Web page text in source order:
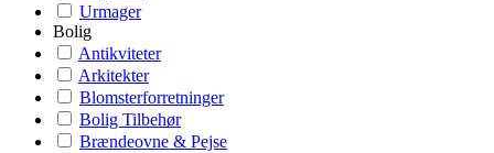
Urmager
Bolig
Antikviteter
Arkitekter
Blomsterforretninger
Bolig Tilbehør
Brændeovne & Pejse